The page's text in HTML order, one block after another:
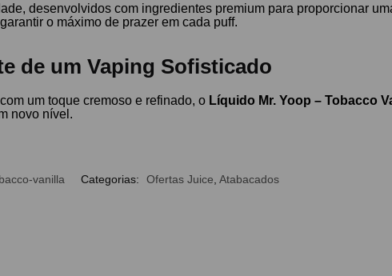
desenvolvidos com ingredientes premium para proporcionar
o máximo de prazer em cada puff.
de um Vaping Sofisticado
um toque cremoso e refinado, o Líquido Mr. Yoop – Tobacco
novo nível.
vanilla Categorias: Ofertas Juice Atabacados